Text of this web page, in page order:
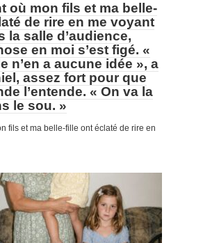
où mon fils et ma belle-
de rire en me voyant
la salle d’audience,
en moi s’est figé. «
n’en a aucune idée », a
assez fort pour que
l’entende. « On va la
le sou. »
fils et ma belle-fille ont éclaté de rire en